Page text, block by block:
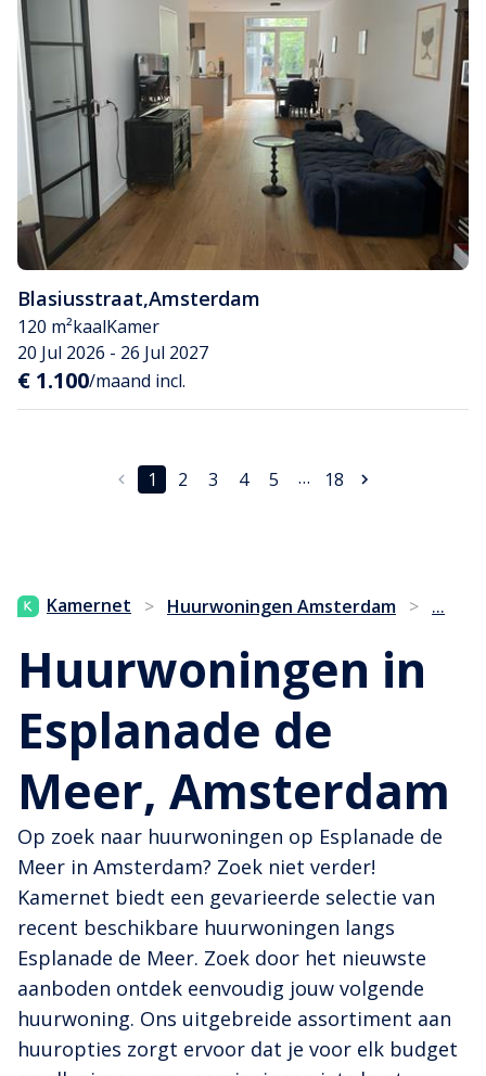
Blasiusstraat,Amsterdam
120 m²kaalKamer
20 Jul 2026 - 26 Jul 2027
€ 1.100/maand incl.
1 2 3 4 5 … 18
Kamernet > Huurwoningen Amsterdam > ...
Huurwoningen in
Esplanade de
Meer, Amsterdam
Op zoek naar huurwoningen op Esplanade de
Meer in Amsterdam? Zoek niet verder!
Kamernet biedt een gevarieerde selectie van
recent beschikbare huurwoningen langs
Esplanade de Meer. Zoek door het nieuwste
aanboden ontdek eenvoudig jouw volgende
huurwoning. Ons uitgebreide assortiment aan
huuropties zorgt ervoor dat je voor elk budget